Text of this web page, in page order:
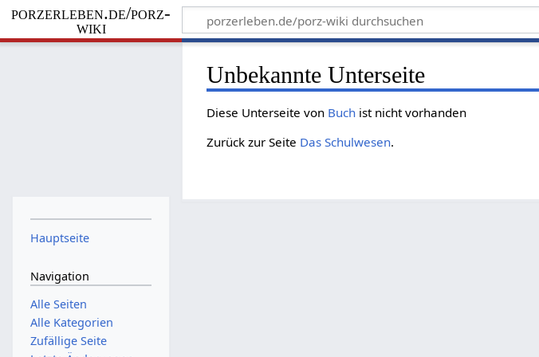
porzerleben.de/porz-
wiki
Unbekannte Unterseite
Diese Unterseite von Buch ist nicht vorhanden
Zurück zur Seite Das Schulwesen.
Hauptseite
Navigation
Alle Seiten
Alle Kategorien
Zufällige Seite